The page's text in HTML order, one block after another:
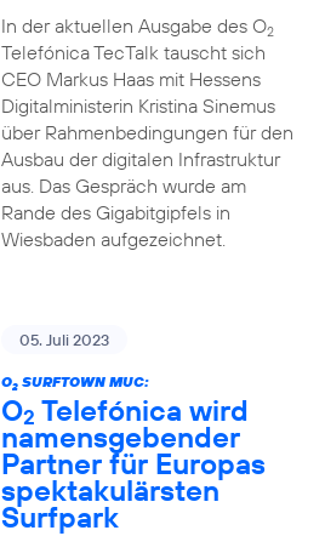
In der aktuellen Ausgabe des O2
Telefónica TecTalk tauscht sich
CEO Markus Haas mit Hessens
Digitalministerin Kristina Sinemus
über Rahmenbedingungen für den
Ausbau der digitalen Infrastruktur
aus. Das Gespräch wurde am
Rande des Gigabitgipfels in
Wiesbaden aufgezeichnet.
05. Juli 2023
O2SURFTOWN MUC:
O2 Telefónica wird
namensgebender
Partner für Europas
spektakulärsten
Surfpark